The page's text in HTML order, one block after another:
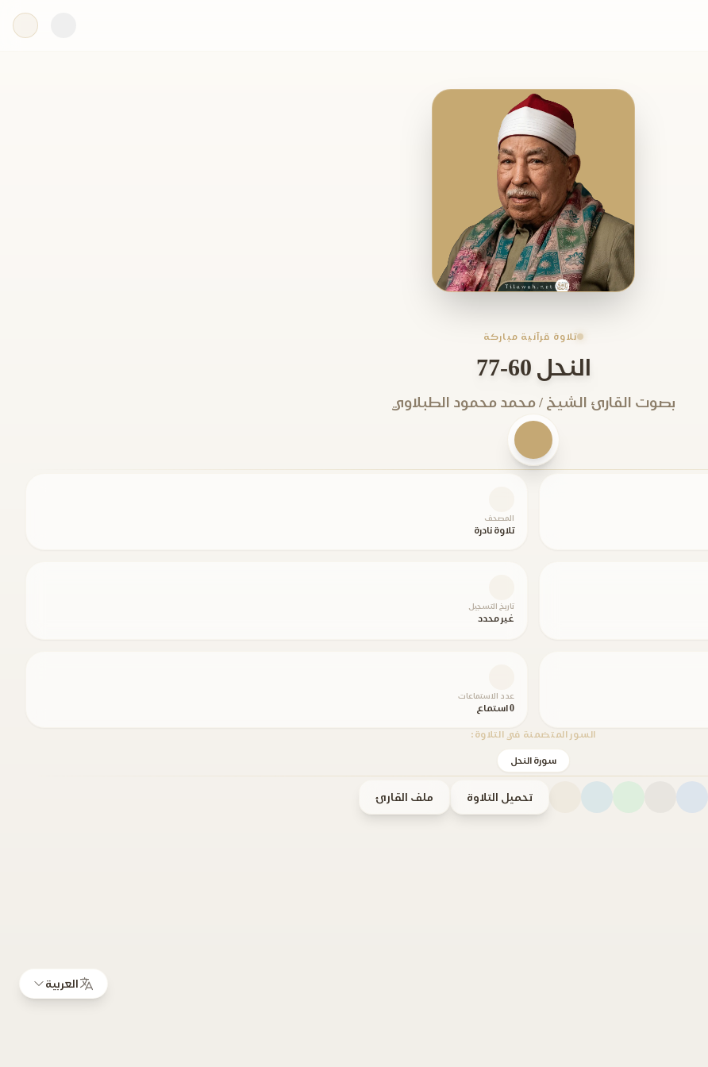
تلاوة قرآنية مباركة
النحل 60-77
بصوت القارئ الشيخ / محمد محمود الطبلاوي
المصحف
تلاوة نادرة
تاريخ التسجيل
غير محدد
عدد الاستماعات
0 استماع
السور المتضمنة في التلاوة:
سورة النحل
تحميل التلاوة ملف القارئ
العربية